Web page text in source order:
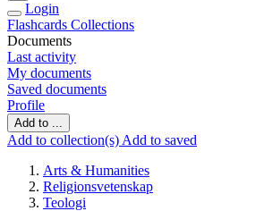
Login
Flashcards Collections
Documents
Last activity
My documents
Saved documents
Profile
Add to ...
Add to collection(s) Add to saved
Arts & Humanities
Religionsvetenskap
Teologi